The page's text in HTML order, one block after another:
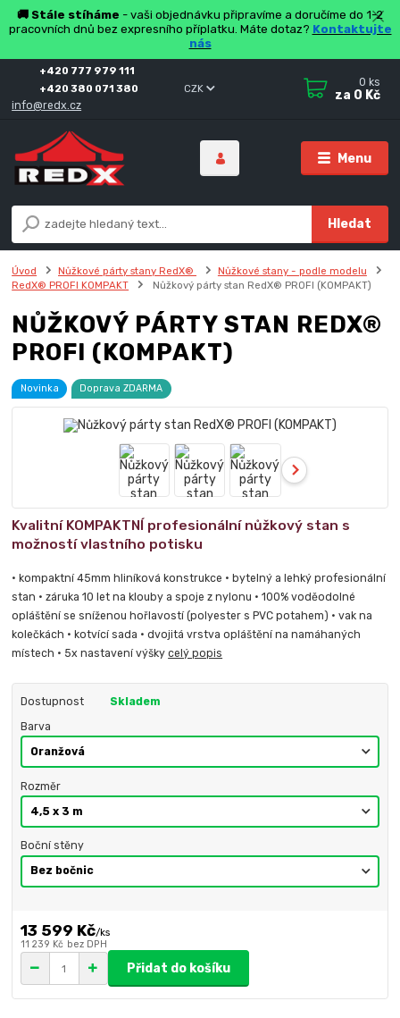
🚚 Stále stíháme - vaši objednávku připravíme a doručíme do 1-2
pracovních dnů bez expresního příplatku. Máte dotaz? Kontaktujte
nás
Menu
CZK
Hledat
+420 777 979 111
+420 380 071 380
info@redx.cz
0 ks
za 0 Kč
Úvod Nůžkové párty stany RedX®
Nůžkové stany - podle modelu
RedX® PROFI KOMPAKT
Nůžkový párty stan RedX® PROFI (KOMPAKT)
NŮŽKOVÝ PÁRTY STAN REDX®
PROFI (KOMPAKT)
Novinka Doprava ZDARMA
Kvalitní KOMPAKTNÍ profesionální nůžkový stan s
možností vlastního potisku
• kompaktní 45mm hliníková konstrukce • bytelný a lehký profesionální
stan • záruka 10 let na klouby a spoje z nylonu • 100% voděodolné
opláštění se sníženou hořlavostí (polyester s PVC potahem) • vak na
kolečkách • kotvící sada • dvojitá vrstva opláštění na namáhaných
místech • 5x nastavení výškycelý popis
Dostupnost Skladem
Barva
Rozměr
Boční stěny
13 599 Kč/ks
11 239 Kč bez DPH
Přidat do košíku